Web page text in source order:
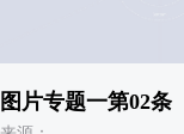
图片专题一第02条